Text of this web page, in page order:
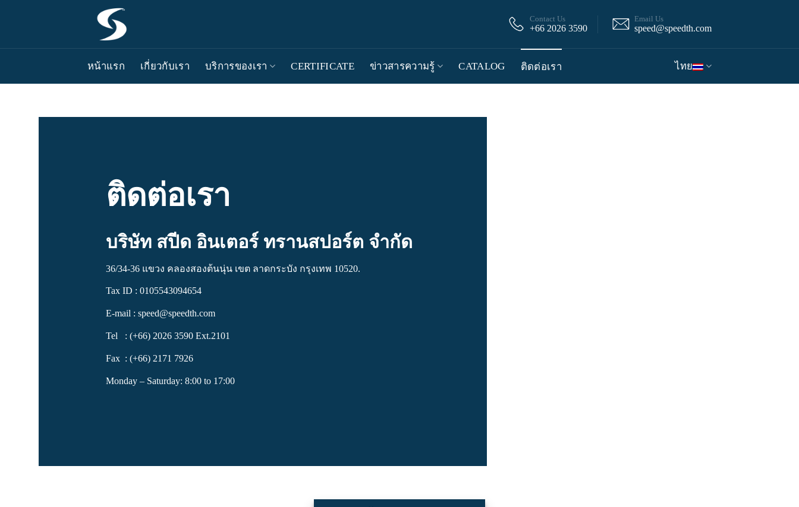
เนื้อหา
Contact Us
+66 2026 3590
Email Us
speed@speedth.com
หน้าแรก เกี่ยวกับเรา บริการของเรา CERTIFICATE ข่าวสารความรู้ CATALOG ติดต่อเรา ไทย
ติดต่อเรา
บริษัท สปีด อินเตอร์ ทรานสปอร์ต จำกัด
36/34-36 แขวง คลองสองต้นนุ่น เขต ลาดกระบัง กรุงเทพ 10520.
Tax ID : 0105543094654
E-mail :speed@speedth.com
Tel : (+66) 2026 3590 Ext.2101
Fax : (+66) 2171 7926
Monday – Saturday: 8:00 to 17:00